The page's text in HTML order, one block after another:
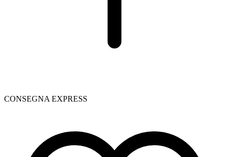
CONSEGNA EXPRESS